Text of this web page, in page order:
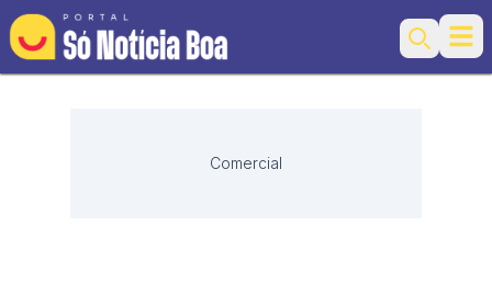
Search
Comercial